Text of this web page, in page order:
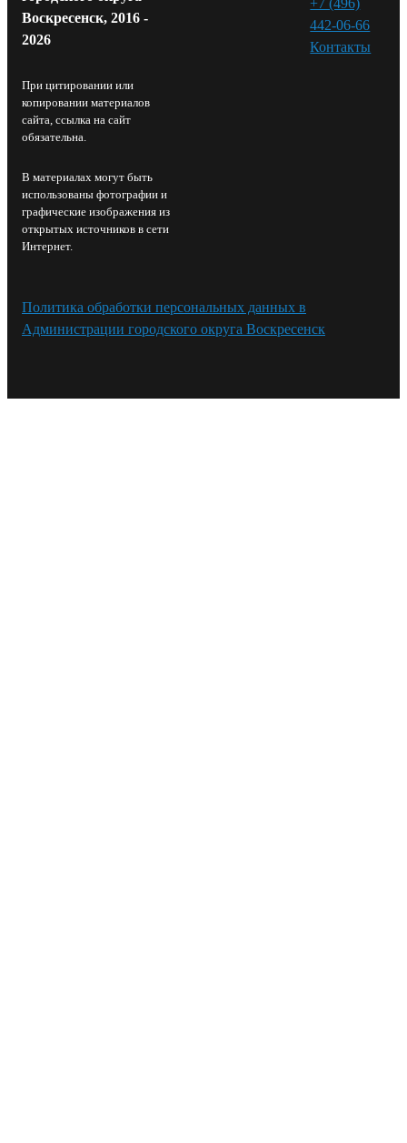
Воскресенск, 2016 -
2026
При цитировании или
копировании материалов
сайта, ссылка на сайт
обязательна.
В материалах могут быть
использованы фотографии и
графические изображения из
открытых источников в сети
Интернет.
442-06-66
Контакты⁠
Политика обработки персональных данных в
Администрации городского округа Воскресенск